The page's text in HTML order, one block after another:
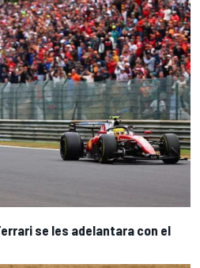
se les adelantara con el